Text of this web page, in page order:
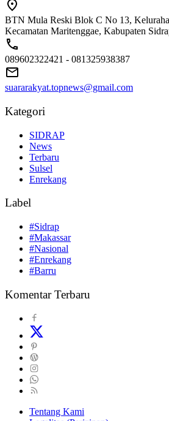
BTN Mula Reski Blok C No 13,
Kecamatan Maritenggae, Kabupaten
089602322421 - 081325938387
suararakyat.topnews@gmail.com
Kategori
SIDRAP
News
Terbaru
Sulsel
Enrekang
Label
#Sidrap
#Makassar
#Nasional
#Enrekang
#Barru
Komentar Terbaru
Tentang Kami